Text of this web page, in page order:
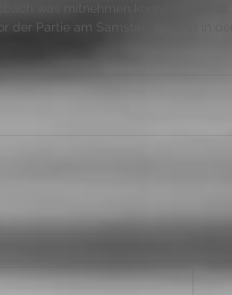
was mitnehmen können, wäre es
der Partie am Samstag (15 Uhr) in der